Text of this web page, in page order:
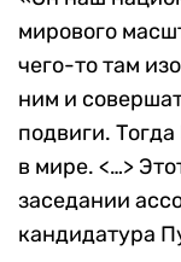
мирового
чего-то там
ним и
подвиги.
в мире. <…>
заседании
кандидатура